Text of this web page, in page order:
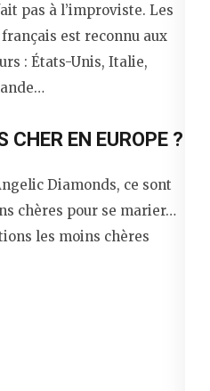
pas à l’improviste. Les
est reconnu aux
: États-Unis, Italie,
CHER EN EUROPE ?
Diamonds, ce sont
chères pour se marier…
les moins chères